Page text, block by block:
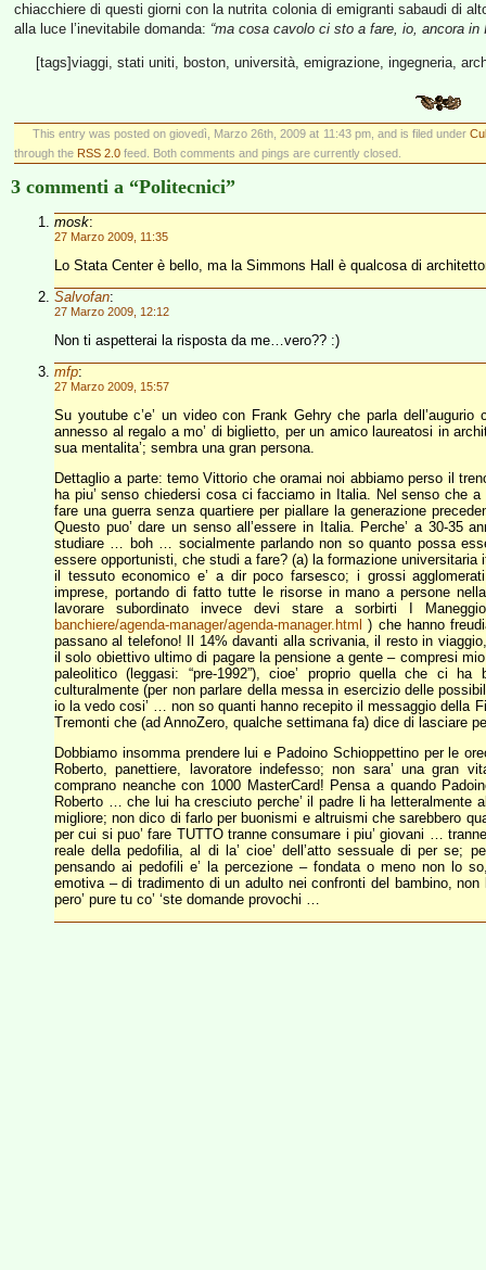
chiacchiere di questi giorni con la nutrita colonia di emigranti sabaudi di
alla luce l’inevitabile domanda: “ma cosa cavolo ci sto a fare, io, ancora in
[tags]viaggi, stati uniti, boston, università, emigrazione, ingegneria,
This entry was posted on giovedì, Marzo 26th, 2009 at 11:43 pm, and is filed under
through the RSS 2.0 feed. Both comments and pings are currently closed.
3 commenti a “Politecnici”
mosk:
27 Marzo 2009, 11:35
Lo Stata Center è bello, ma la Simmons Hall è qualcosa di
Salvofan:
27 Marzo 2009, 12:12
Non ti aspetterai la risposta da me…vero?? :)
mfp:
27 Marzo 2009, 15:57
Su youtube c’e’ un video con Frank Gehry che parla
annesso al regalo a mo’ di biglietto, per un amico laureatosi in
sua mentalita’; sembra una gran persona.
Dettaglio a parte: temo Vittorio che oramai noi abbiamo perso il
ha piu’ senso chiedersi cosa ci facciamo in Italia. Nel senso che
fare una guerra senza quartiere per piallare la generazione
Questo puo’ dare un senso all’essere in Italia. Perche’ a 30-
studiare … boh … socialmente parlando non so quanto possa
essere opportunisti, che studi a fare? (a) la formazione universitaria
il tessuto economico e’ a dir poco farsesco; i grossi
imprese, portando di fatto tutte le risorse in mano a persone
lavorare subordinato invece devi stare a sorbirti I
banchiere/agenda-manager/agenda-manager.html ) che hanno
passano al telefono! Il 14% davanti alla scrivania, il resto in
il solo obiettivo ultimo di pagare la pensione a gente – compresi
paleolitico (leggasi: “pre-1992”), cioe’ proprio quella che ci
culturalmente (per non parlare della messa in esercizio delle
io la vedo cosi’ … non so quanti hanno recepito il messaggio della
Tremonti che (ad AnnoZero, qualche settimana fa) dice di lasciare
Dobbiamo insomma prendere lui e Padoino Schioppettino per le
Roberto, panettiere, lavoratore indefesso; non sara’ una gran
comprano neanche con 1000 MasterCard! Pensa a quando
Roberto … che lui ha cresciuto perche’ il padre li ha letteralmente
migliore; non dico di farlo per buonismi e altruismi che sarebbero
per cui si puo’ fare TUTTO tranne consumare i piu’ giovani …
reale della pedofilia, al di la’ cioe’ dell’atto sessuale di per se;
pensando ai pedofili e’ la percezione – fondata o meno non lo
emotiva – di tradimento di un adulto nei confronti del bambino,
pero’ pure tu co’ ‘ste domande provochi …